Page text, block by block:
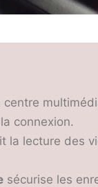
centre
connexion.
la lecture des
sécurise les